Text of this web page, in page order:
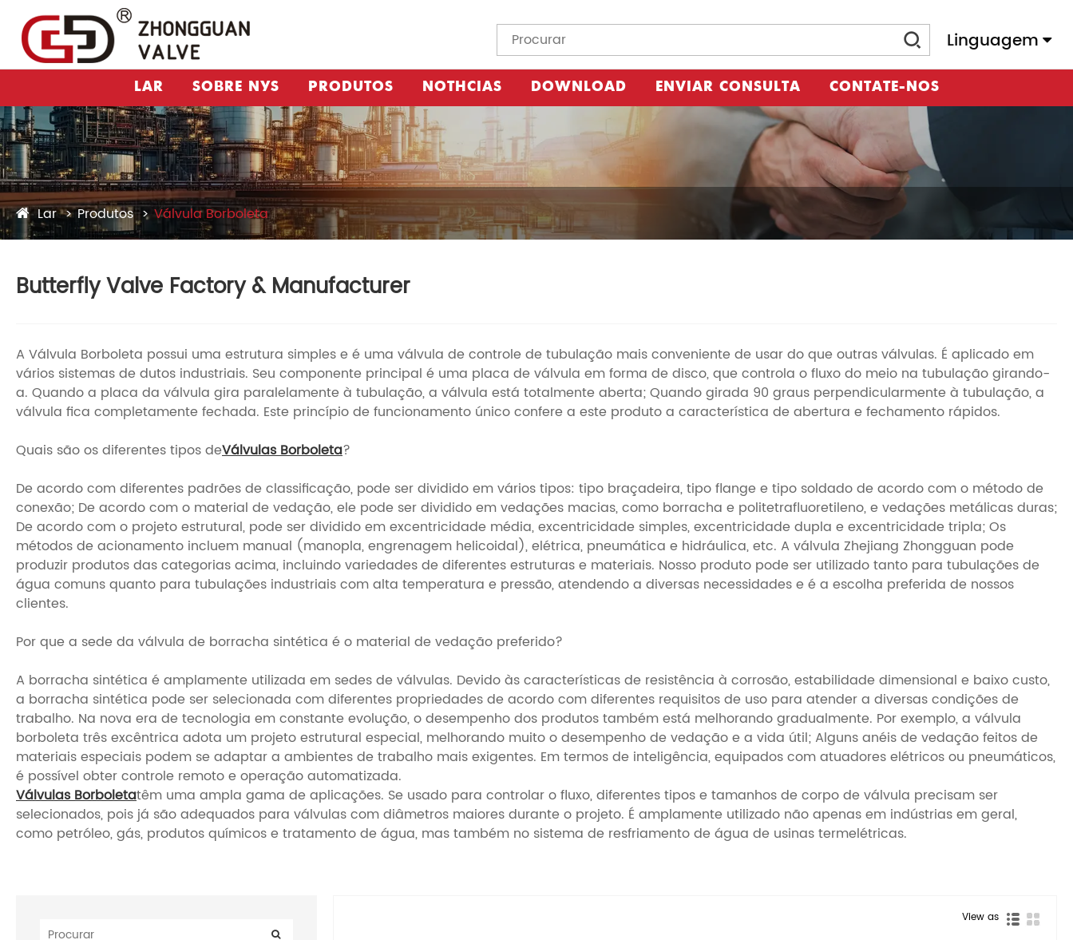
Linguagem
LAR SOBRE NÓS PRODUTOS NOTÍCIAS DOWNLOAD ENVIAR CONSULTA CONTATE-NOS
Lar Produtos Válvula Borboleta
Butterfly Valve Factory & Manufacturer
A Válvula Borboleta possui uma estrutura simples e é uma válvula de controle de tubulação mais conveniente de usar do que outras válvulas. É aplicado em
vários sistemas de dutos industriais. Seu componente principal é uma placa de válvula em forma de disco, que controla o fluxo do meio na tubulação girando-
a. Quando a placa da válvula gira paralelamente à tubulação, a válvula está totalmente aberta; Quando girada 90 graus perpendicularmente à tubulação, a
válvula fica completamente fechada. Este princípio de funcionamento único confere a este produto a característica de abertura e fechamento rápidos.
Quais são os diferentes tipos deVálvulas Borboleta?
De acordo com diferentes padrões de classificação, pode ser dividido em vários tipos: tipo braçadeira, tipo flange e tipo soldado de acordo com o método de
conexão; De acordo com o material de vedação, ele pode ser dividido em vedações macias, como borracha e politetrafluoretileno, e vedações metálicas duras;
De acordo com o projeto estrutural, pode ser dividido em excentricidade média, excentricidade simples, excentricidade dupla e excentricidade tripla; Os
métodos de acionamento incluem manual (manopla, engrenagem helicoidal), elétrica, pneumática e hidráulica, etc. A válvula Zhejiang Zhongguan pode
produzir produtos das categorias acima, incluindo variedades de diferentes estruturas e materiais. Nosso produto pode ser utilizado tanto para tubulações de
água comuns quanto para tubulações industriais com alta temperatura e pressão, atendendo a diversas necessidades e é a escolha preferida de nossos
clientes.
Por que a sede da válvula de borracha sintética é o material de vedação preferido?
A borracha sintética é amplamente utilizada em sedes de válvulas. Devido às características de resistência à corrosão, estabilidade dimensional e baixo custo,
a borracha sintética pode ser selecionada com diferentes propriedades de acordo com diferentes requisitos de uso para atender a diversas condições de
trabalho. Na nova era de tecnologia em constante evolução, o desempenho dos produtos também está melhorando gradualmente. Por exemplo, a válvula
borboleta três excêntrica adota um projeto estrutural especial, melhorando muito o desempenho de vedação e a vida útil; Alguns anéis de vedação feitos de
materiais especiais podem se adaptar a ambientes de trabalho mais exigentes. Em termos de inteligência, equipados com atuadores elétricos ou pneumáticos,
é possível obter controle remoto e operação automatizada.
Válvulas Borboletatêm uma ampla gama de aplicações. Se usado para controlar o fluxo, diferentes tipos e tamanhos de corpo de válvula precisam ser
selecionados, pois já são adequados para válvulas com diâmetros maiores durante o projeto. É amplamente utilizado não apenas em indústrias em geral,
como petróleo, gás, produtos químicos e tratamento de água, mas também no sistema de resfriamento de água de usinas termelétricas.
View as